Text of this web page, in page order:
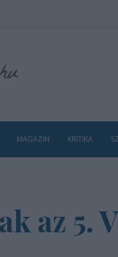
MAGAZIN KRITIKA
az 5.